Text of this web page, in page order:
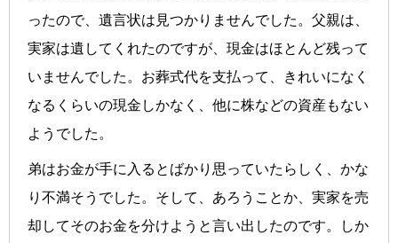
ったので、遺言状は見つかりませんでした。父親は、
実家は遺してくれたのですが、現金はほとんど残って
いませんでした。お葬式代を支払って、きれいになく
なるくらいの現金しかなく、他に株などの資産もない
ようでした。
弟はお金が手に入るとばかり思っていたらしく、かな
り不満そうでした。そして、あろうことか、実家を売
却してそのお金を分けようと言い出したのです。しか